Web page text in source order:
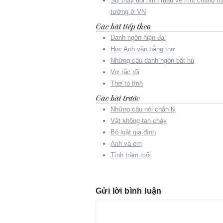
tưởng ở VN
Danh ngôn hiện đại
Học Anh văn bằng thơ
Những câu danh ngôn bất hủ
Vợ rắc rối
Thơ tỏ tình
Những câu nói chân lý
Vật không tan chảy
Bộ luật gia đình
Anh và em
Tình trăm mối
Gửi lời bình luận